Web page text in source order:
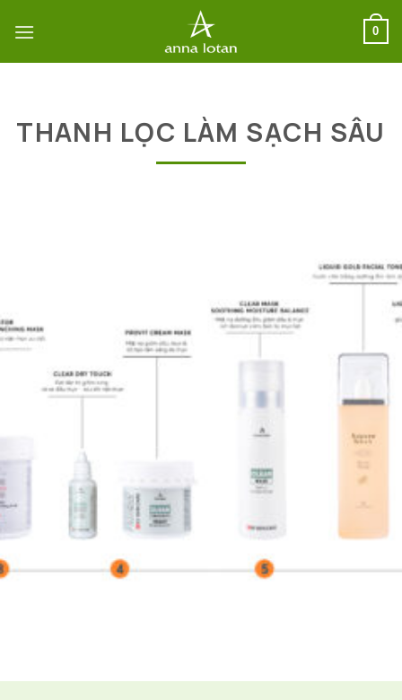
qua
0
THANH LỌC LÀM SẠCH SÂU